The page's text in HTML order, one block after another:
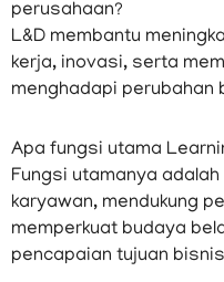
perusahaan?
L&D membantu
kerja, inovasi, serta
menghadapi perubahan
Apa fungsi utama
Fungsi utamanya
karyawan, mendukung
memperkuat budaya
pencapaian tujuan